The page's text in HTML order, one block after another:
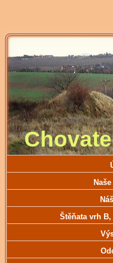
Štěňata vrh B‚